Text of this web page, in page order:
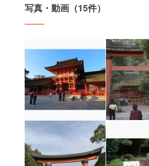
写真・動画（15件）